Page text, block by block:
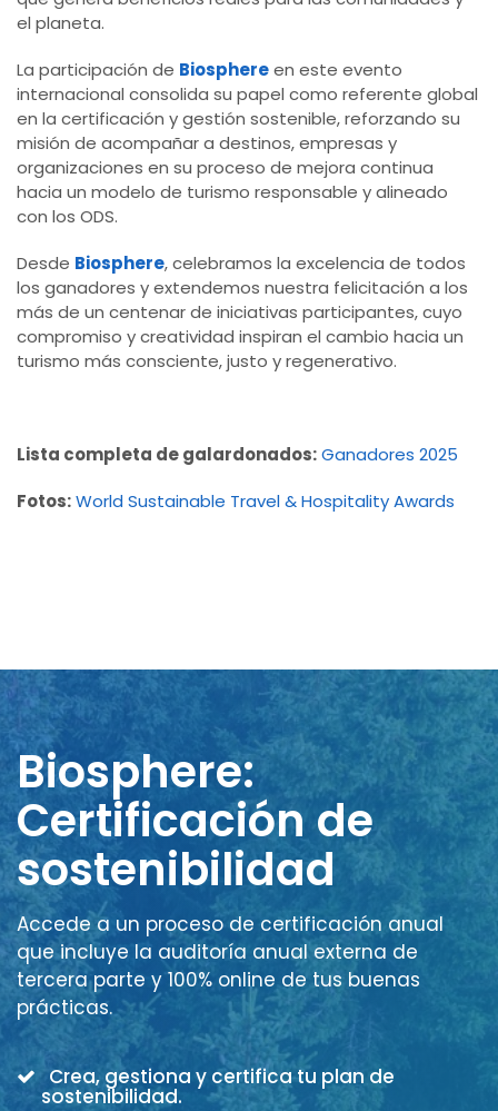
el planeta.
La participación de Biosphereen este evento
internacional consolida su papel como referente global
en la certificación y gestión sostenible, reforzando su
misión de acompañar a destinos, empresas y
organizaciones en su proceso de mejora continua
hacia un modelo de turismo responsable y alineado
con los ODS.
Desde Biosphere, celebramos la excelencia de todos
los ganadores y extendemos nuestra felicitación a los
más de un centenar de iniciativas participantes, cuyo
compromiso y creatividad inspiran el cambio hacia un
turismo más consciente, justo y regenerativo.
Lista completa de galardonados:Ganadores 2025
Fotos:World Sustainable Travel & Hospitality Awards
Biosphere:
Certificación de
sostenibilidad
Accede a un proceso de certificación anual
que incluye la auditoría anual externa de
tercera parte y 100% online de tus buenas
prácticas.
Crea, gestiona y certifica tu plan de
sostenibilidad.